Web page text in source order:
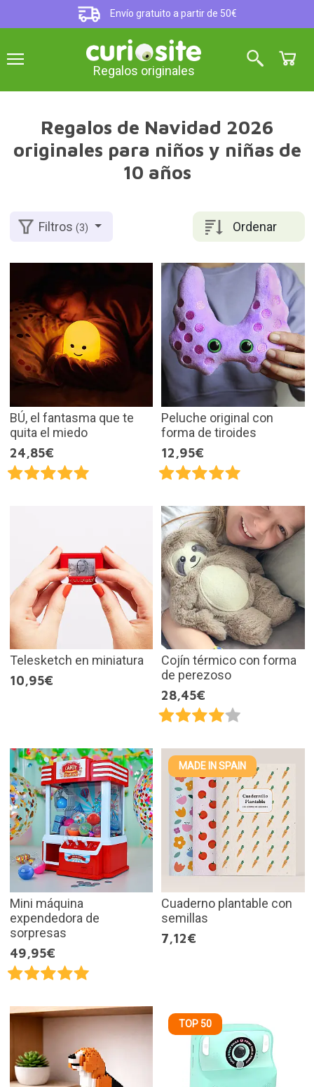
Envío gratuito a partir de 50€
Regalos originales
Regalos de Navidad 2026
originales para niños y niñas de
10 años
Ordenar
Filtros(3)
BÚ, el fantasma que te
quita el miedo
24,85€
Peluche original con
forma de tiroides
12,95€
Telesketch en miniatura
10,95€
Cojín térmico con forma
de perezoso
28,45€
Mini máquina
expendedora de
sorpresas
49,95€
MADE IN SPAIN
Cuaderno plantable con
semillas
7,12€
TOP 50